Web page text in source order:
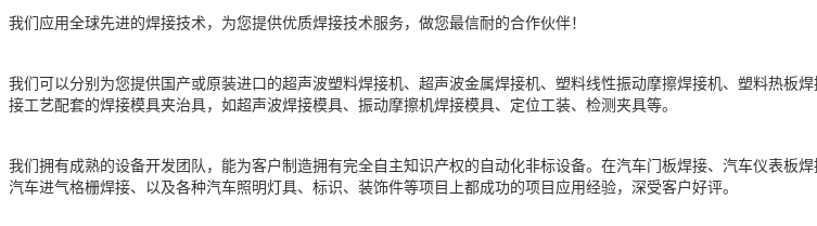
我们应用全球先进的焊接技术，为您提供优质焊接技术服务，做您最信耐的合作伙伴！
我们可以分别为您提供国产或原装进口的超声波塑料焊接机、超声波金属焊接机、塑料线性振动摩擦焊接机、 塑料热板焊
接工艺配套的焊接模具夹治具，如超声波焊接模具、振动摩擦机焊接模具、定位工装、检测夹具等。
我们拥有成熟的设备开发团队，能为客户制造拥有完全自主知识产权的自动化非标设备。在汽车门板焊接、汽车仪表板
汽车进气格栅焊接、以及各种汽车照明灯具、标识、装饰件等项目上都成功的项目应用经验，深受客户好评。